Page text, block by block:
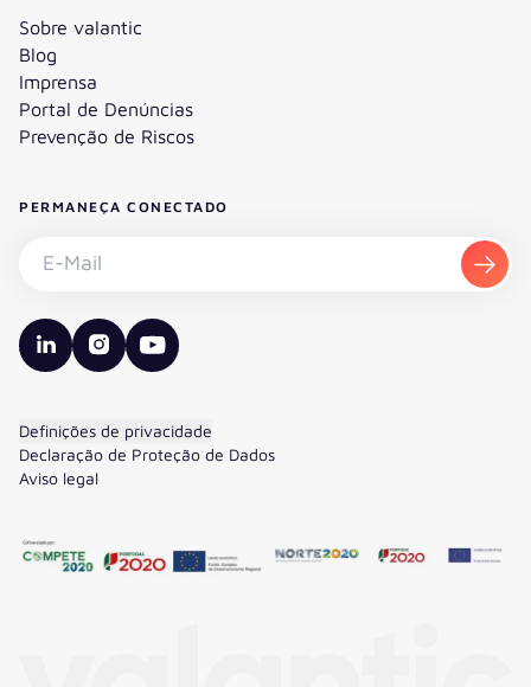
Sobre valantic
Blog
Imprensa
Portal de Denúncias
Prevenção de Riscos
PERMANEÇA CONECTADO
valantic LinkedIn
valantic Instagram
valantic YouTube
Definições de privacidade
Declaração de Proteção de Dados
Aviso legal